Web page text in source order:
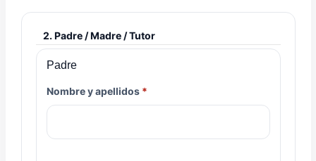
2. Padre / Madre / Tutor
Padre
Nombre y apellidos